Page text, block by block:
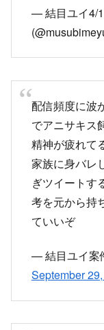
配信頻度に波
でアニサキス
精神が疲れて
家族に身バレ
ぎツイートす
考を元から持
ていいぞ
September
いろんなとこ